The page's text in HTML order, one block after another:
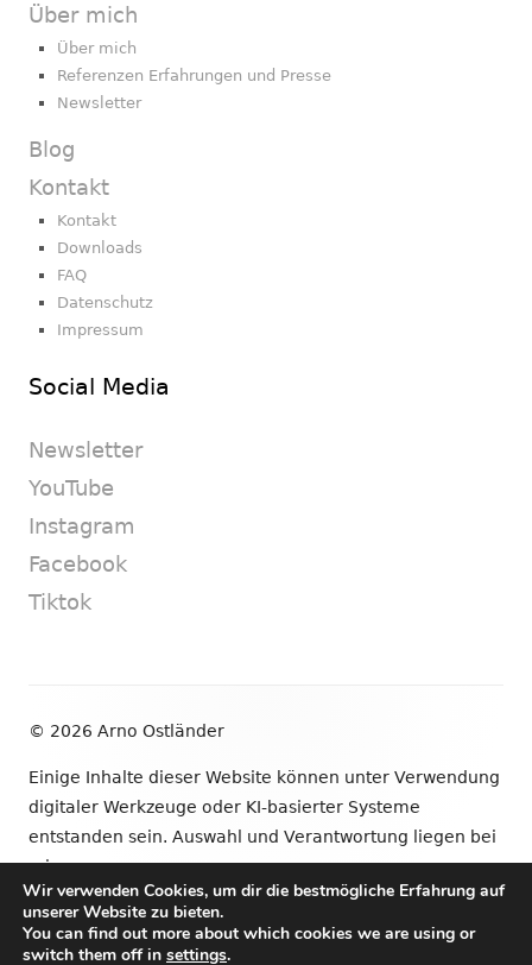
Über mich
Über mich
Referenzen Erfahrungen und Presse
Newsletter
Blog
Kontakt
Kontakt
Downloads
FAQ
Datenschutz
Impressum
Social Media
Newsletter
YouTube
Instagram
Facebook
Tiktok
© 2026 Arno Ostländer
Einige Inhalte dieser Website können unter Verwendung
digitaler Werkzeuge oder KI-basierter Systeme
entstanden sein. Auswahl und Verantwortung liegen bei
mir.
•VerwendetTiny Framework
Wir verwenden Cookies, um dir die bestmögliche Erfahrung auf
unserer Website zu bieten.
You can find out more about which cookies we are using or
switch them off in settings.